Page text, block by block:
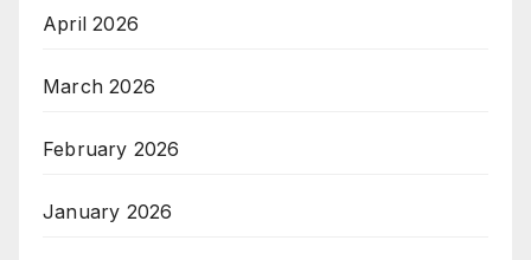
April 2026
March 2026
February 2026
January 2026